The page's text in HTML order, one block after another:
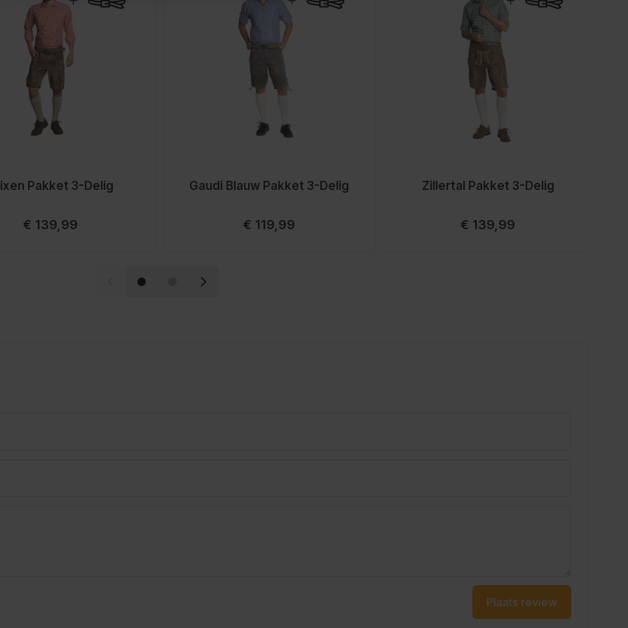
geen agressieve
en bewaar deze
Daarmee blijft de
uitstraling.
Pakket 3-Delig
Vanaf
€ 139,99
Gaudi Blauw Pakket 3-Delig
Vanaf
€ 119,99
Zillertal Pakket 3-Delig
Vanaf
€ 139,99
Plaats review